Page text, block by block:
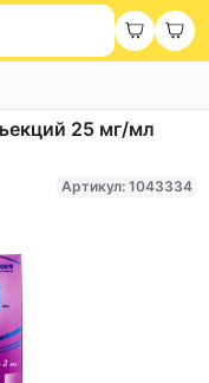
25 мг/мл
Артикул: 1043334